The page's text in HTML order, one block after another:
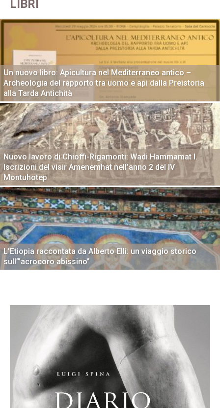
LIBRI
Un nuovo libro: Apicultura nel Mediterraneo antico –
Archeologia del rapporto tra uomo e api dalla Preistoria
alla Tarda Antichità
Nuovo lavoro di Chioffi-Rigamonti: Wadi Hammamat I.
Iscrizioni del visir Amenemhat nell’anno 2 del IV
Montuhotep
L’Etiopia raccontata da Alberto Elli: un viaggio storico
sull’”acrocoro abissino”